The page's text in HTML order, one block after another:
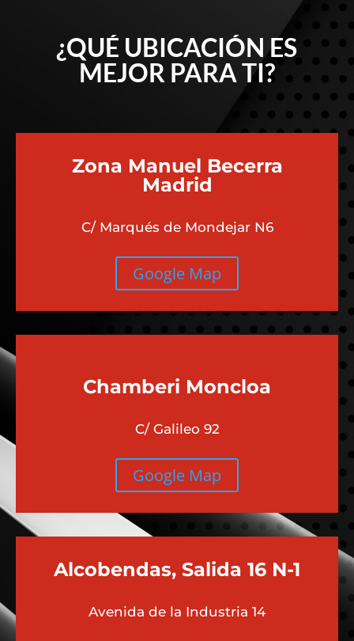
¿QUÉ UBICACIÓN ES
MEJOR PARA TI?
Zona Manuel Becerra
Madrid
C/ Marqués de Mondejar N6
Google Map
Chamberi Moncloa
C/ Galileo 92
Google Map
Alcobendas, Salida 16 N-1
Avenida de la Industria 14